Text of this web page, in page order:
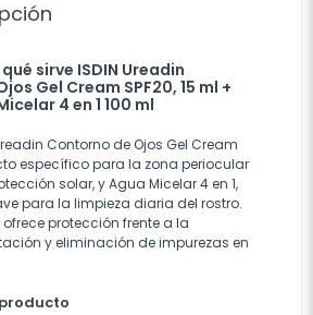
sirve ISDIN Ureadin
Gel Cream SPF20, 15 ml +
4 en 1 100 ml
Contorno de Ojos Gel Cream
específico para la zona periocular
solar, y Agua Micelar 4 en 1,
para la limpieza diaria del rostro.
protección frente a la
y eliminación de impurezas en